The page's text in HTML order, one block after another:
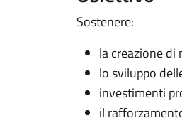
Sostenere:
la creazione di
lo sviluppo
investimenti
il